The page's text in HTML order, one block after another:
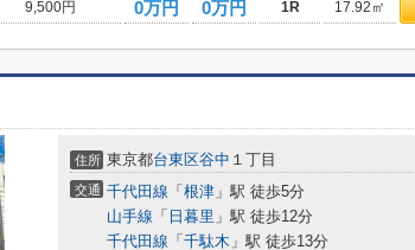
9,500円 0万円 0万円 1R 17.92㎡
住所 東京都台東区谷中 １丁目
交通 千代田線 「 根津 」駅 徒歩5分
山手線 「 日暮里 」駅 徒歩12分
千代田線 「 千駄木 」駅 徒歩13分